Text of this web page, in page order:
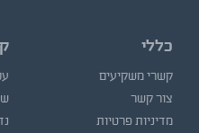
כללי
קשרי משקיעים
צור קשר
מדיניות פרטיות